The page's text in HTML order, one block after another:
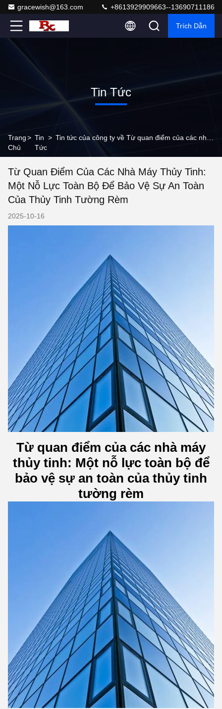
gracewish@163.com +8613929909663--13690711186
Trích Dẫn
Tin Tức
Trang
Chủ
> Tin
Tức
>
Từ Quan Điểm Của Các Nhà Máy Thủy Tinh:
Một Nỗ Lực Toàn Bộ Để Bảo Vệ Sự An Toàn
Của Thủy Tinh Tường Rèm
2025-10-16
Từ quan điểm của các nhà máy
thủy tinh: Một nỗ lực toàn bộ để
bảo vệ sự an toàn của thủy tinh
tường rèm